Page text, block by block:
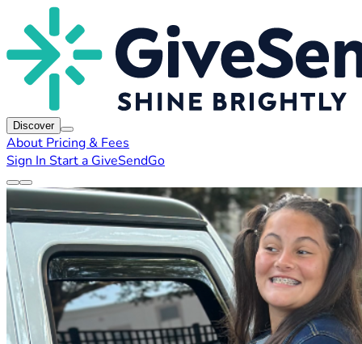
Discover
About Pricing & Fees
Sign In Start a GiveSendGo